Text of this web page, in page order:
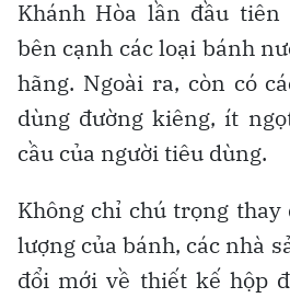
Khánh Hòa lần đầu
bên cạnh các loại bánh
hãng. Ngoài ra, còn có
dùng đường kiêng, ít
cầu của người tiêu dùng.
Không chỉ chú trọng
lượng của bánh, các nhà
đổi mới về thiết kế hộp